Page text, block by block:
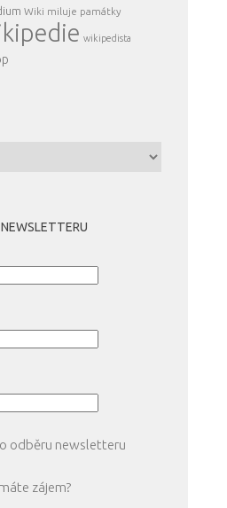
Wiki miluje památky
wikipedista
odběru newsletteru
zájem?